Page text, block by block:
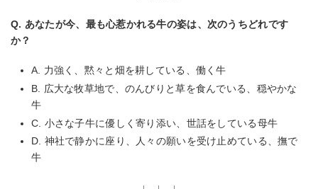
Q. あなたが今、最も心惹かれる牛の姿は、次のうちどれです
か？
A. 力強く、黙々と畑を耕している、働く牛
B. 広大な牧草地で、のんびりと草を食んでいる、穏やかな
牛
C. 小さな子牛に優しく寄り添い、世話をしている母牛
D. 神社で静かに座り、人々の願いを受け止めている、撫で
牛